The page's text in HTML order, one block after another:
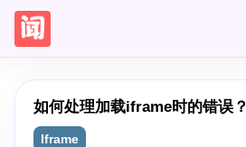
如何处理加载iframe时的错误？
Iframe